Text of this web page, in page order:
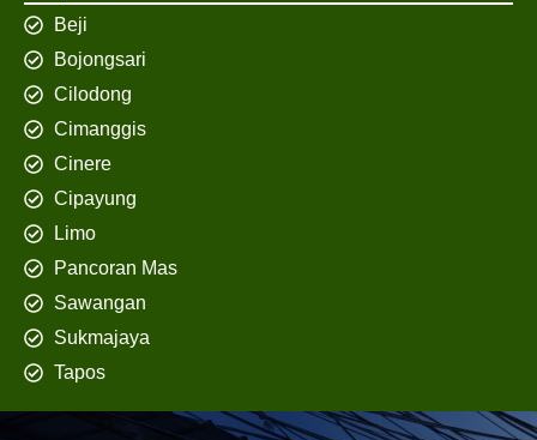
Beji
Bojongsari
Cilodong
Cimanggis
Cinere
Cipayung
Limo
Pancoran Mas
Sawangan
Sukmajaya
Tapos